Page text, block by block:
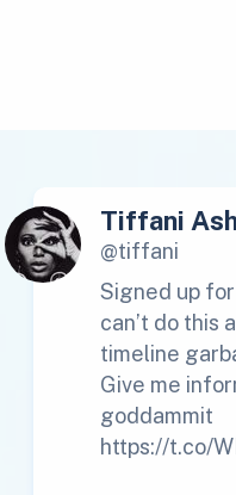
Tiffani
@tiffani
Signed up for
can’t do this
timeline
Give me
goddammit
https://t.co/